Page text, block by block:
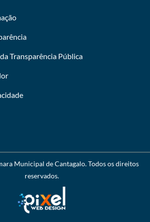
Transparência Pública
Municipal de Cantagalo. Todos os direitos
reservados.